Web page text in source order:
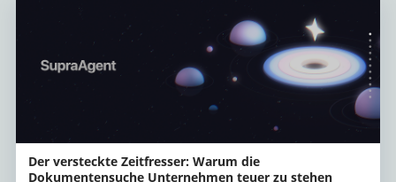
Der versteckte Zeitfresser: Warum die
Dokumentensuche Unternehmen teuer zu stehen